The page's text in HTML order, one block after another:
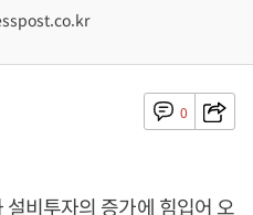
0
비투자의 증가에 힘입어 오